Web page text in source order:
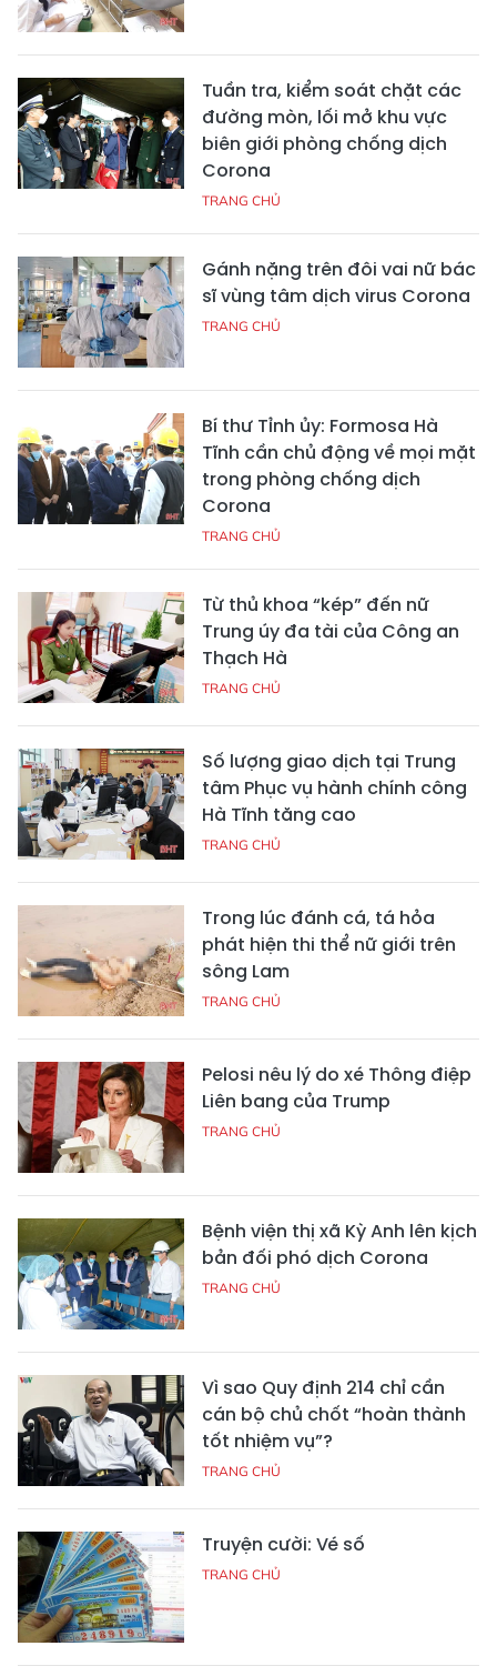
Tuần tra, kiểm soát chặt các
đường mòn, lối mở khu vực
biên giới phòng chống dịch
Corona
TRANG CHỦ
Gánh nặng trên đôi vai nữ bác
sĩ vùng tâm dịch virus Corona
TRANG CHỦ
Bí thư Tỉnh ủy: Formosa Hà
Tĩnh cần chủ động về mọi mặt
trong phòng chống dịch
Corona
TRANG CHỦ
Từ thủ khoa “kép” đến nữ
Trung úy đa tài của Công an
Thạch Hà
TRANG CHỦ
Số lượng giao dịch tại Trung
tâm Phục vụ hành chính công
Hà Tĩnh tăng cao
TRANG CHỦ
Trong lúc đánh cá, tá hỏa
phát hiện thi thể nữ giới trên
sông Lam
TRANG CHỦ
Pelosi nêu lý do xé Thông điệp
Liên bang của Trump
TRANG CHỦ
Bệnh viện thị xã Kỳ Anh lên kịch
bản đối phó dịch Corona
TRANG CHỦ
Vì sao Quy định 214 chỉ cần
cán bộ chủ chốt “hoàn thành
tốt nhiệm vụ”?
TRANG CHỦ
Truyện cười: Vé số
TRANG CHỦ